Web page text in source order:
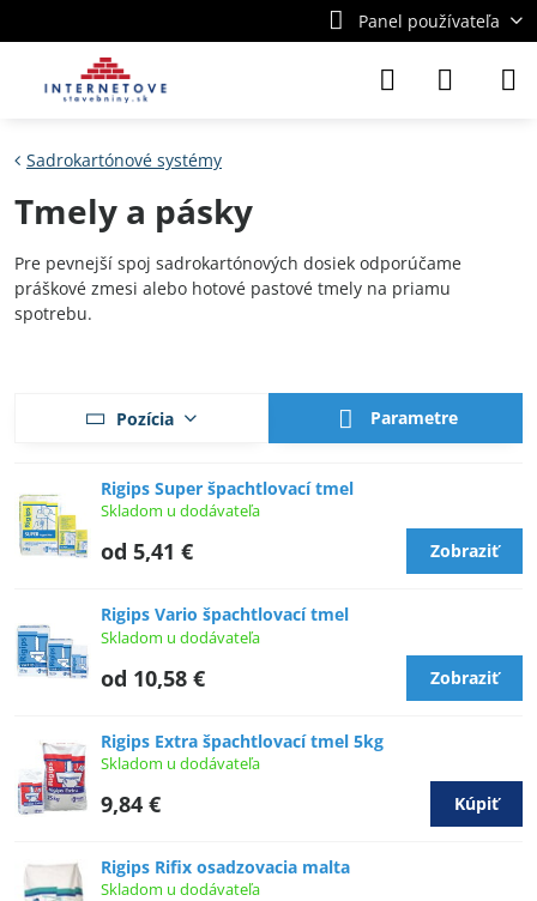
Panel používateľa
Sadrokartónové systémy
Tmely a pásky
Pre pevnejší spoj sadrokartónových dosiek odporúčame
práškové zmesi alebo hotové pastové tmely na priamu
spotrebu.
Pozícia Parametre
Rigips Super špachtlovací tmel
Skladom u dodávateľa
od 5,41 € Zobraziť
Rigips Vario špachtlovací tmel
Skladom u dodávateľa
od 10,58 € Zobraziť
Rigips Extra špachtlovací tmel 5kg
Skladom u dodávateľa
9,84 € Kúpiť
Rigips Rifix osadzovacia malta
Skladom u dodávateľa